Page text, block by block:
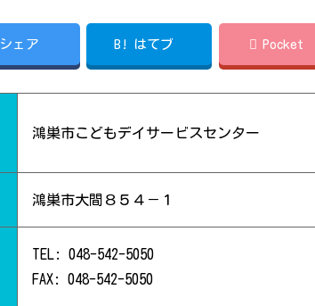
シェア B! はてブ Pocket
鴻巣市こどもデイサービスセンター
鴻巣市大間８５４－１
TEL: 048-542-5050
FAX: 048-542-5050